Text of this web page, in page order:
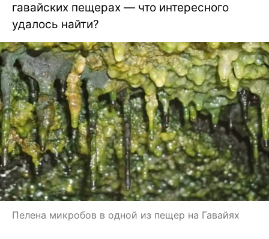
гавайских пещерах — что интересного
удалось найти?
Пелена микробов в одной из пещер на Гавайях